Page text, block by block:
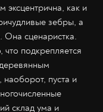
как и
зебры, а
сценаристка.
что подкрепляется
пуста и
склад ума и